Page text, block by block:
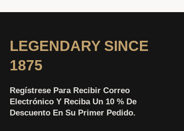
LEGENDARY SINCE
1875
Regístrese Para Recibir Correo
Electrónico Y Reciba Un 10 % De
Descuento En Su Primer Pedido.